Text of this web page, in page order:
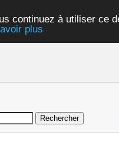
continuez à utiliser ce
plus